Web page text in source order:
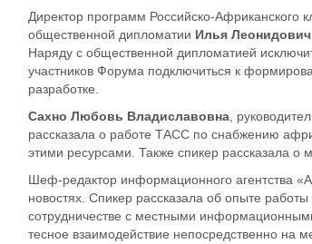
Директор программ Российско-
общественной дипломатии Илья
Наряду с общественной дипломатией
участников Форума подключиться к
разработке.
Сахно Любовь Владиславовна ,
рассказала о работе ТАСС по снабжению
этими ресурсами. Также спикер рассказала
Шеф-редактор информационного агентства
новостях. Спикер рассказала об опыте
сотрудничестве с местными
тесное взаимодействие непосредственно на